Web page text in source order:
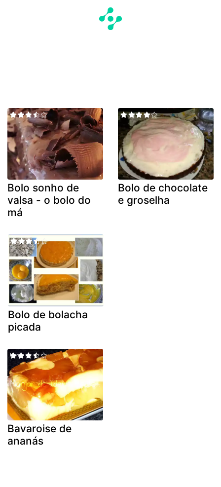
Bolo sonho de
valsa - o bolo do
má
Bolo de chocolate
e groselha
Bolo de bolacha
picada
Bavaroise de
ananás